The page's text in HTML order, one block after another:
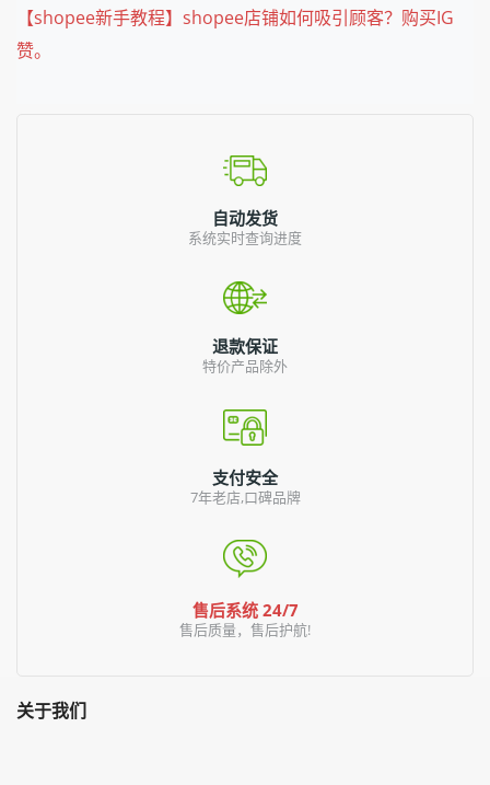
【shopee新手教程】shopee店铺如何吸引顾客？购买IG
赞。
自动发货
系统实时查询进度
退款保证
特价产品除外
支付安全
7年老店,口碑品牌
售后系统 24/7
售后质量，售后护航!
关于我们